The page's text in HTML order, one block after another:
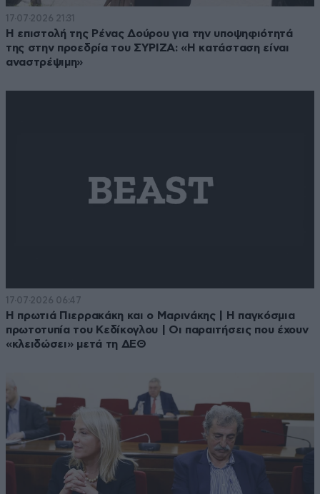
17·07·2026 21:31
Η επιστολή της Ρένας Δούρου για την υποψηφιότητά
της στην προεδρία του ΣΥΡΙΖΑ: «Η κατάσταση είναι
αναστρέψιμη»
17·07·2026 06:47
Η πρωτιά Πιερρακάκη και ο Μαρινάκης | Η παγκόσμια
πρωτοτυπία του Κεδίκογλου | Οι παραιτήσεις που έχουν
«κλειδώσει» μετά τη ΔΕΘ